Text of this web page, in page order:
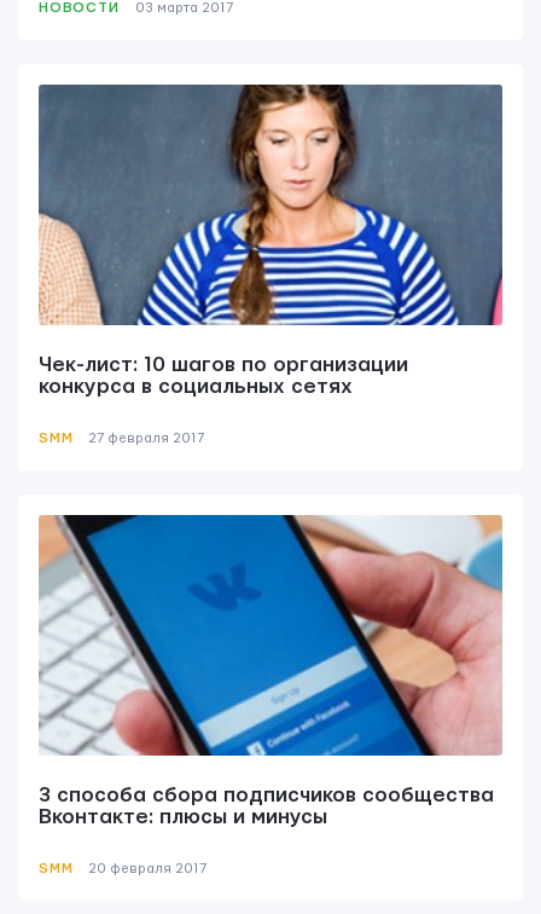
НОВОСТИ 03 мартa 2017
Чек-лист: 10 шагов по организации
конкурса в социальных сетях
SMM 27 февраля 2017
3 способа сбора подписчиков сообщества
Вконтакте: плюсы и минусы
SMM 20 февраля 2017